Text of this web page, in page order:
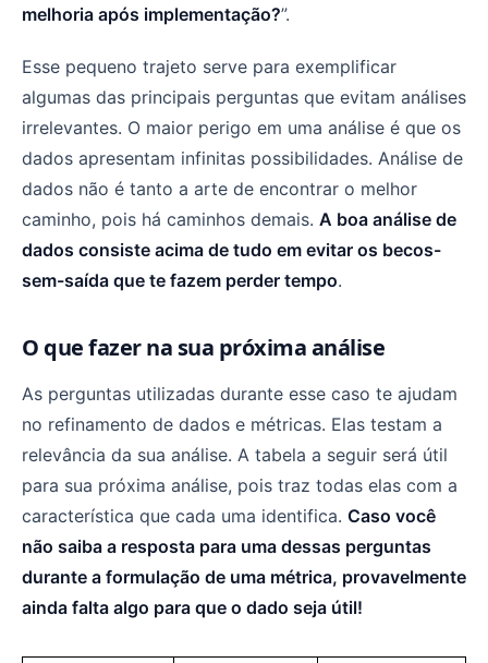
melhoria após implementação?”.
Esse pequeno trajeto serve para exemplificar
algumas das principais perguntas que evitam análises
irrelevantes. O maior perigo em uma análise é que os
dados apresentam infinitas possibilidades. Análise de
dados não é tanto a arte de encontrar o melhor
caminho, pois há caminhos demais. A boa análise de
dados consiste acima de tudo em evitar os becos-
sem-saída que te fazem perder tempo.
O que fazer na sua próxima análise
As perguntas utilizadas durante esse caso te ajudam
no refinamento de dados e métricas. Elas testam a
relevância da sua análise. A tabela a seguir será útil
para sua próxima análise, pois traz todas elas com a
característica que cada uma identifica. Caso você
não saiba a resposta para uma dessas perguntas
durante a formulação de uma métrica, provavelmente
ainda falta algo para que o dado seja útil!